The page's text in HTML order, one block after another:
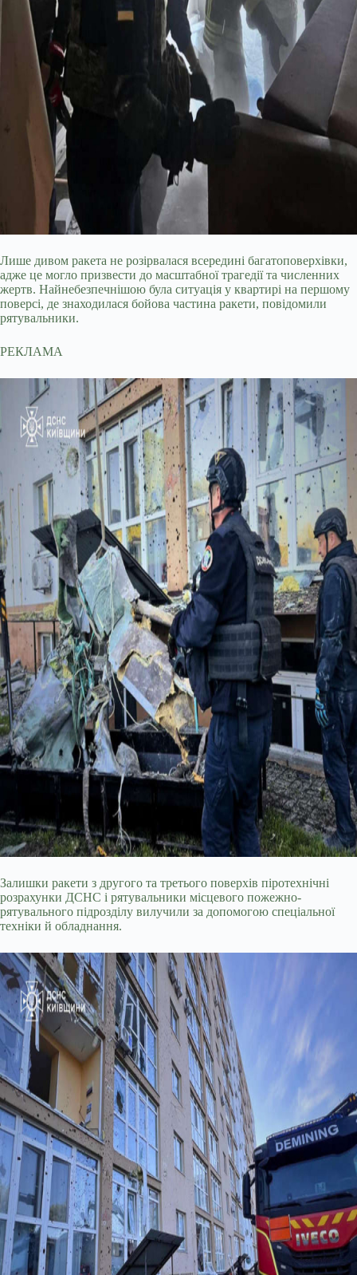
Лише дивом ракета не розірвалася всередині багатоповерхівки,
адже це могло призвести до масштабної трагедії та численних
жертв. Найнебезпечнішою була ситуація у квартирі на першому
поверсі, де знаходилася бойова частина ракети, повідомили
рятувальники.
РЕКЛАМА
Залишки ракети з другого та третього поверхів піротехнічні
розрахунки ДСНС і рятувальники місцевого пожежно-
рятувального підрозділу вилучили за допомогою спеціальної
техніки й обладнання.